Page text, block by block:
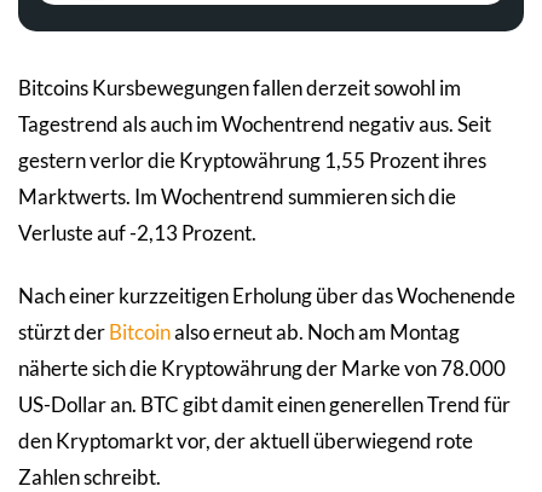
Bitcoins Kursbewegungen fallen derzeit sowohl im
Tagestrend als auch im Wochentrend negativ aus. Seit
gestern verlor die Kryptowährung 1,55 Prozent ihres
Marktwerts. Im Wochentrend summieren sich die
Verluste auf -2,13 Prozent.
Nach einer kurzzeitigen Erholung über das Wochenende
stürzt derBitcoinalso erneut ab. Noch am Montag
näherte sich die Kryptowährung der Marke von 78.000
US-Dollar an. BTC gibt damit einen generellen Trend für
den Kryptomarkt vor, der aktuell überwiegend rote
Zahlen schreibt.